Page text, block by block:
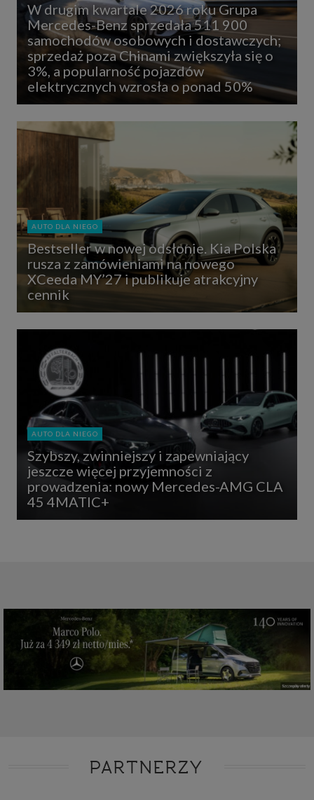
W drugim kwartale 2026 roku Grupa
Mercedes-Benz sprzedała 511 900
samochodów osobowych i dostawczych;
sprzedaż poza Chinami zwiększyła się o
3%, a popularność pojazdów
elektrycznych wzrosła o ponad 50%
AUTO DLA NIEGO
Bestseller w nowej odsłonie. Kia Polska
rusza z zamówieniami na nowego
XCeeda MY’27 i publikuje atrakcyjny
cennik
AUTO DLA NIEGO
Szybszy, zwinniejszy i zapewniający
jeszcze więcej przyjemności z
prowadzenia: nowy Mercedes-AMG CLA
45 4MATIC+
PARTNERZY